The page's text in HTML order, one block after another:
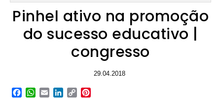
Pinhel ativo na promoção
do sucesso educativo |
congresso
29.04.2018
Facebook
WhatsApp
EmailLinkedIn
Copy